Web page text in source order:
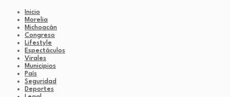
Inicio
Morelia
Michoacán
Congreso
Lifestyle
Espectáculos
Virales
Municipios
País
Seguridad
Deportes